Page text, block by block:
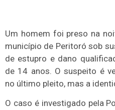
Um homem foi preso na
município de Peritoró sob
de estupro e dano
de 14 anos. O suspeito é
no último pleito, mas a
O caso é investigado pela